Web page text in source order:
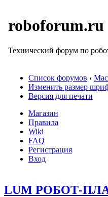
roboforum.ru
Технический форум по
Список форумов ‹
Изменить размер
Версия для печати
Магазин
Правила
Wiki
FAQ
Регистрация
Вход
LUM РОБОТ-